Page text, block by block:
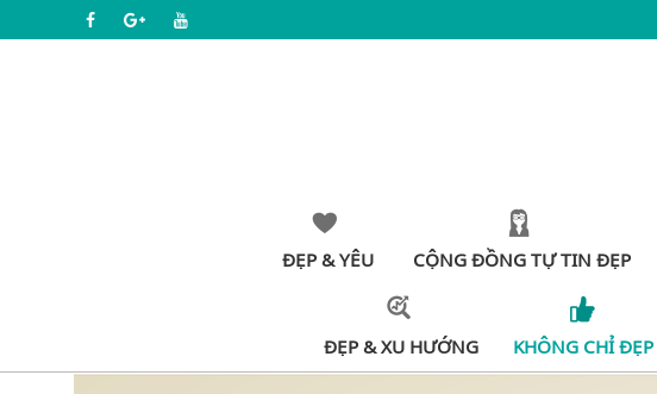
ĐẸP & YÊU CỘNG ĐỒNG TỰ TIN ĐẸP
ĐẸP & XU HƯỚNG KHÔNG CHỈ ĐẸP